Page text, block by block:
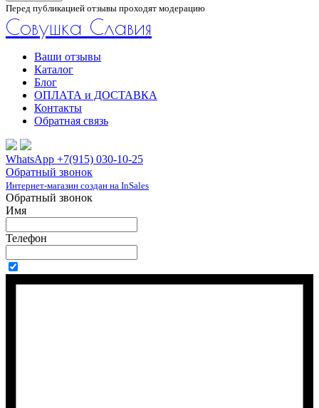
Перед публикацией отзывы проходят модерацию
Совушка Славия
Ваши отзывы
Каталог
Блог
ОПЛАТА и ДОСТАВКА
Контакты
Обратная связь
WhatsApp +7(915) 030-10-25
Обратный звонок
Интернет-магазин создан на InSales
Обратный звонок
Имя
Телефон